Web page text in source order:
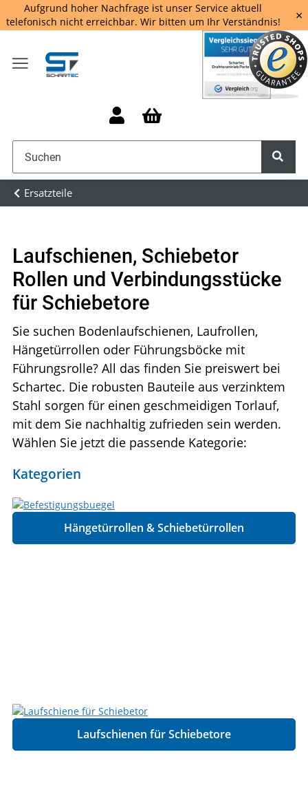
Aufgrund hoher Nachfrage ist unser Service aktuell
telefonisch nicht erreichbar. Wir bitten um Ihr Verständnis!
×
Ersatzteile
Laufschienen, Schiebetor
Rollen und Verbindungsstücke
für Schiebetore
Sie suchen Bodenlaufschienen, Laufrollen,
Hängetürrollen oder Führungsböcke mit
Führungsrolle? All das finden Sie preiswert bei
Schartec. Die robusten Bauteile aus verzinktem
Stahl sorgen für einen geschmeidigen Torlauf,
mit dem Sie nachhaltig zufrieden sein werden.
Wählen Sie jetzt die passende Kategorie:
Kategorien
Hängetürrollen & Schiebetürrollen
Laufschienen für Schiebetore